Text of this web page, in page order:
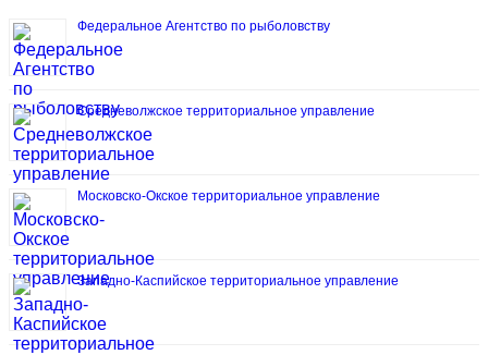
Федеральное Агентство по рыболовству
Средневолжское территориальное управление
Московско-Окское территориальное управление
Западно-Каспийское территориальное управление